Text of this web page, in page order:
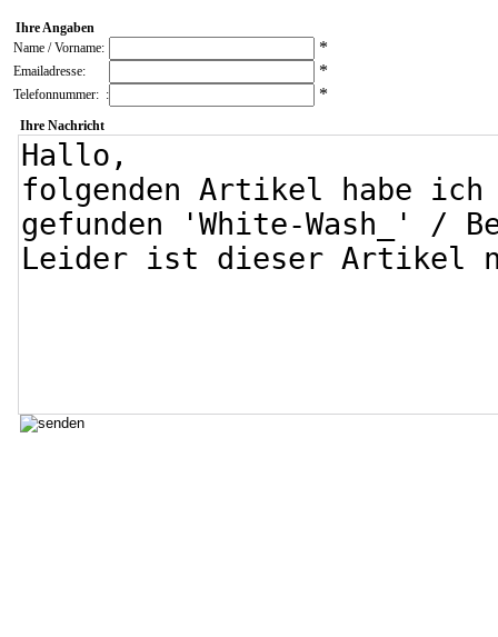
Ihre Angaben
Name / Vorname:
*
Emailadresse: *
Telefonnummer: : *
Ihre Nachricht